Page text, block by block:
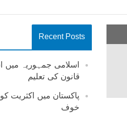
Recent Posts
اسلامی جمہوریہ میں
قانون کی تعلیم
پاکستان میں اکثریت
خوف